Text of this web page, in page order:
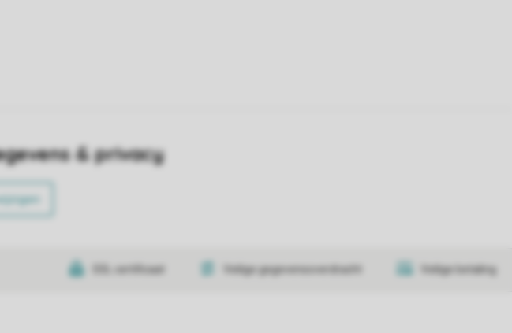
& privacy
SSL certificaat Veilige gegevensoverdracht Veilige betaling